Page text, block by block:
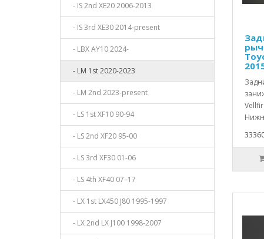
- IS 2nd XE20 2006-2013
- IS 3rd XE30 2014-present
- LBX AY10 2024-
- LM 1st 2020-2023
- LM 2nd 2023-present
- LS 1st XF10 90-94
- LS 2nd XF20 95-00
- LS 3rd XF30 01-06
- LS 4th XF40 07–17
- LX 1st LX450 J80 1995-1997
- LX 2nd LX J100 1998-2007